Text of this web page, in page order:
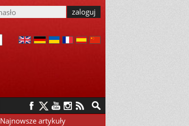
Najnowsze artykuły